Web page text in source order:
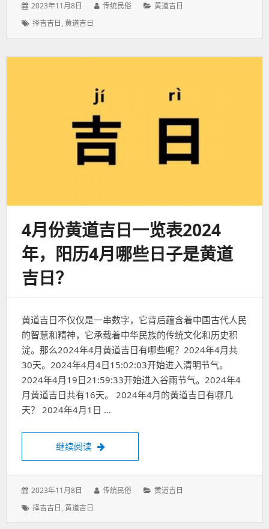
发
于：
2023年11月8日
作
传统民俗
分
黄道吉日
标
择吉吉日,黄道吉日
4月份黄道吉日一览表2024
年，阳历4月哪些日子是黄道
吉日？
黄道吉日不仅仅是一串数字，它背后蕴含着中国古代人民
的智慧和精神，它承载着中华民族的传统文化和历史积
淀。那么2024年4月黄道吉日有哪些呢？2024年4月共
30天。2024年4月4日15:02:03开始进入清明节气。
2024年4月19日21:59:33开始进入谷雨节气。2024年4
月黄道吉日共有16天。 2024年4月的黄道吉日有哪几
天？ 2024年4月1日 …
继续阅读 4月份黄道吉日一览表2024年，阳历4月哪
发
于：
2023年11月8日
作
传统民俗
分
黄道吉日
标
择吉吉日,黄道吉日